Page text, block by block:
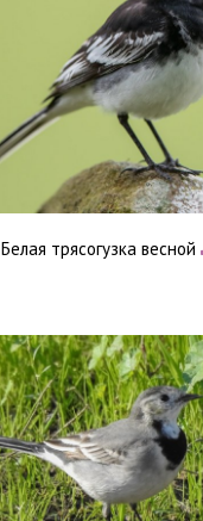
Белая трясогузка весной